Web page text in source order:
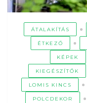
ÁTALAKÍTÁS
ÉTKEZŐ
KÉPEK
KIEGÉSZÍTŐK
LOMIS KINCS
POLCDEKOR